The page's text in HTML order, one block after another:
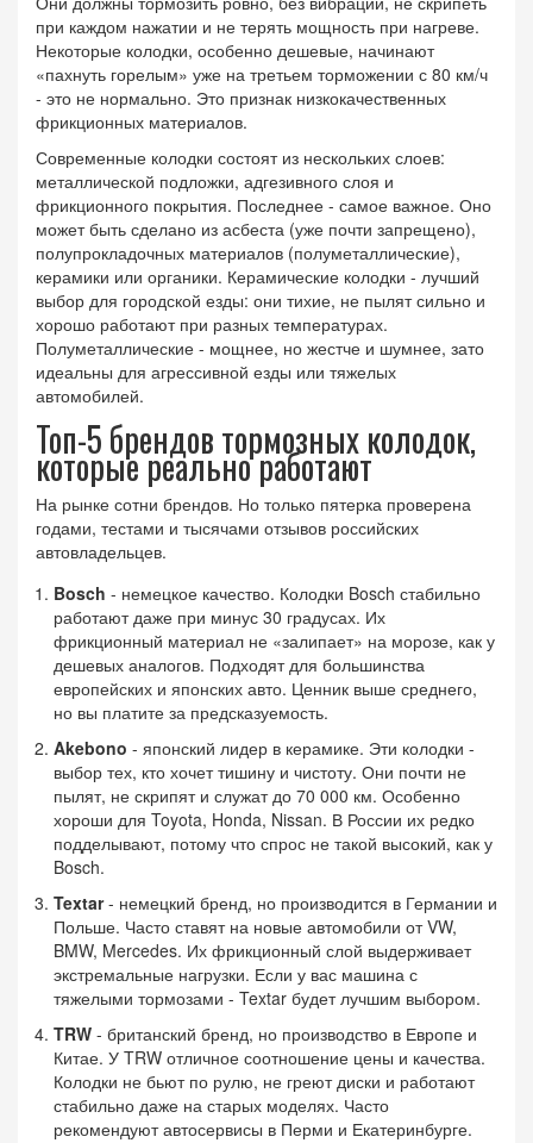
при каждом нажатии и не терять мощность при нагреве.
Некоторые колодки, особенно дешевые, начинают
«пахнуть горелым» уже на третьем торможении с 80 км/ч
- это не нормально. Это признак низкокачественных
фрикционных материалов.
Современные колодки состоят из нескольких слоев:
металлической подложки, адгезивного слоя и
фрикционного покрытия. Последнее - самое важное. Оно
может быть сделано из асбеста (уже почти запрещено),
полупрокладочных материалов (полуметаллические),
керамики или органики. Керамические колодки - лучший
выбор для городской езды: они тихие, не пылят сильно и
хорошо работают при разных температурах.
Полуметаллические - мощнее, но жестче и шумнее, зато
идеальны для агрессивной езды или тяжелых
автомобилей.
Топ-5 брендов тормозных колодок,
которые реально работают
На рынке сотни брендов. Но только пятерка проверена
годами, тестами и тысячами отзывов российских
автовладельцев.
Bosch - немецкое качество. Колодки Bosch стабильно
работают даже при минус 30 градусах. Их
фрикционный материал не «залипает» на морозе, как у
дешевых аналогов. Подходят для большинства
европейских и японских авто. Ценник выше среднего,
но вы платите за предсказуемость.
Akebono - японский лидер в керамике. Эти колодки -
выбор тех, кто хочет тишину и чистоту. Они почти не
пылят, не скрипят и служат до 70 000 км. Особенно
хороши для Toyota, Honda, Nissan. В России их редко
подделывают, потому что спрос не такой высокий, как у
Bosch.
Textar- немецкий бренд, но производится в Германии и
Польше. Часто ставят на новые автомобили от VW,
BMW, Mercedes. Их фрикционный слой выдерживает
экстремальные нагрузки. Если у вас машина с
тяжелыми тормозами - Textar будет лучшим выбором.
TRW - британский бренд, но производство в Европе и
Китае. У TRW отличное соотношение цены и качества.
Колодки не бьют по рулю, не греют диски и работают
стабильно даже на старых моделях. Часто
рекомендуют автосервисы в Перми и Екатеринбурге.